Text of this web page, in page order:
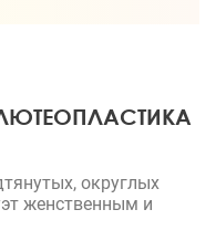
округлых
женственным и